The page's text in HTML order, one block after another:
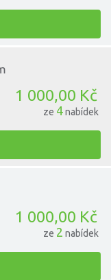
1 000,00 Kč
ze 4nabídek
1 000,00 Kč
ze 2 nabídek